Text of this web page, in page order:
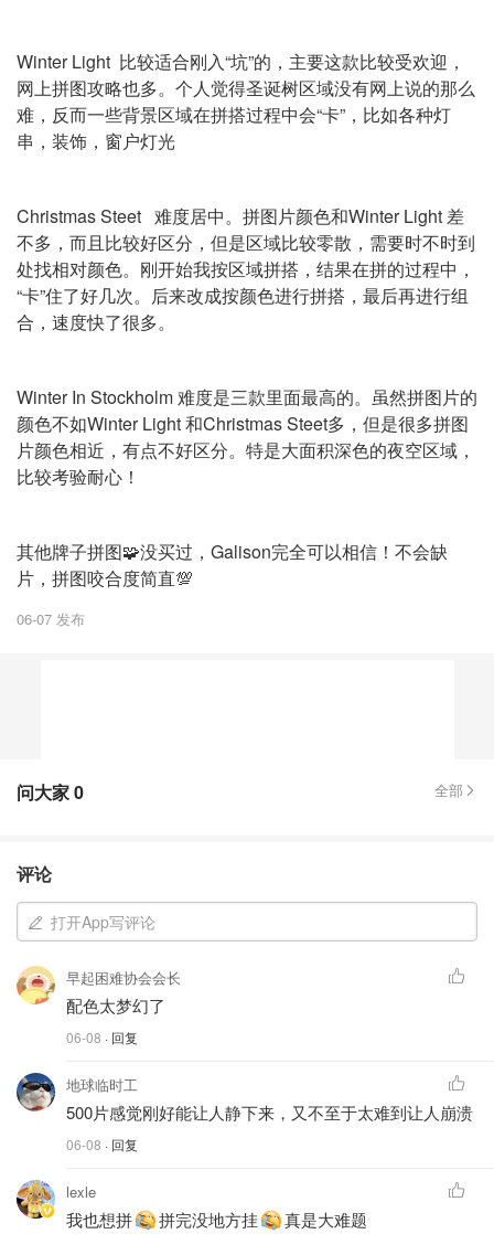
Winter Light 比较适合刚入“坑”的，主要这款比较受欢迎，
网上拼图攻略也多。个人觉得圣诞树区域没有网上说的那么
难，反而一些背景区域在拼搭过程中会“卡”，比如各种灯
串，装饰，窗户灯光
Christmas Steet 难度居中。拼图片颜色和Winter Light 差
不多，而且比较好区分，但是区域比较零散，需要时不时到
处找相对颜色。刚开始我按区域拼搭，结果在拼的过程中，
“卡”住了好几次。后来改成按颜色进行拼搭，最后再进行组
合，速度快了很多。
Winter In Stockholm 难度是三款里面最高的。虽然拼图片的
颜色不如Winter Light 和Christmas Steet多，但是很多拼图
片颜色相近，有点不好区分。特是大面积深色的夜空区域，
比较考验耐心！
其他牌子拼图🧩没买过，Galison完全可以相信！不会缺
片，拼图咬合度简直💯
06-07 发布
问大家0 全部
评论
打开App写评论
早起困难协会会长
配色太梦幻了
06-08 · 回复
地球临时工
500片感觉刚好能让人静下来，又不至于太难到让人崩溃
06-08 · 回复
lexle
我也想拼 拼完没地方挂 真是大难题